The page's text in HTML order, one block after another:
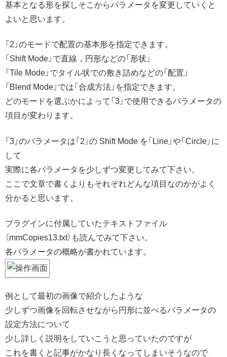
基本となる形を探しそこからパラメータを変更していくと
よいと思います。
「2」のモードで配置の基本形を指定できます。
「Shift Mode」で直線，円形などの「形状」
「Tile Mode」でタイル状での敷き詰めなどの「配置」
「Blend Mode」では「合成方法」を指定できます。
どのモードを選ぶかによって「3」で使用できるパラメータの
項目が変わります。
「3」のパラメータは「2」の Shift Mode を「Line」や「Circle」に
して
実際に各パラメータを少しずつ変更してみて下さい。
ここで文章で書くよりもそれぞれどんな項目なのかがよく
分かると思います。
プラグインに付属していたテキストファイル
（mmCopies13.txt）も読んでみて下さい。
各パラメータの概略が書かれています。
例として最初の画像で紹介したような
少しずつ画像を回転させながら円形に並べるパラメータの
設定方法について
少し詳しく説明をしていこうと思っていたのですが
これを書くと記事がかなり長くなってしまいそうなので